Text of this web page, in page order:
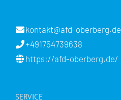
kontakt@afd-oberberg.de
+491754739638
https://afd-oberberg.de/
SERVICE